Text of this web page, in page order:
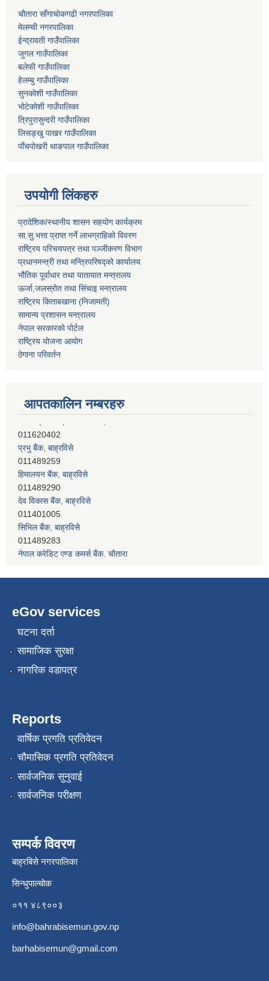
चौतारा साँगाचोकगढी नगरपालिका
मेलम्ची नगरपालिका
ईन्द्रावती गाउँपालिका
जुगल गाउँपालिका
बलेफी गाउँपालिका
हेलम्बु गाउँपालिका
सुनकोशी गाउँपालिका
भोटेकोशी गाउँपालिका
त्रिपुरासुन्दरी गाउँपालिका
लिसङ्खु पाखर गाउँपालिका
पाँचपोखरी थाङपाल गाउँपालिका
उपयोगी लिंकहरु
प्रादेशिक/स्थानीय शासन सहयोग कार्यक्रम
सा.सु.भत्ता प्राप्त गर्ने लाभग्राहिको विवरण
राष्ट्रिय परिचयपत्र तथा पञ्‍जीकरण विभाग
प्रधानमन्त्री तथा मन्त्रिपरिषद्को कार्यालय
भौतिक पूर्वाधार तथा यातायात मन्त्रालय
ऊर्जा,जलस्रोत तथा सिंचाइ मन्त्रालय
राष्ट्रिय किताबखाना (निजामती)
सामान्य प्रशासन मन्त्रालय
नेपाल सरकारको पोर्टल
राष्ट्रिय योजना आयोग
ठेगाना परिवर्तन
आपतकालिन नम्बरहरु
प्रभु बैंक, बाह्रविसे
011489259
हिमालयन बैंक, बाह्रविसे
011489290
देव विकास बैंक, बाह्रविसे
011401005
सिभिल बैंक, बाह्रविसे
011489283
नेपाल क्रेडिट एण्ड कमर्स बैंक, चाैतारा
011620402
eGov services
घटना दर्ता
सामाजिक सुरक्षा
नागरिक वडापत्र
Reports
वार्षिक प्रगति प्रतिवेदन
चौमासिक प्रगति प्रतिवेदन
सार्वजनिक सुनुवाई
सार्वजनिक परीक्षण
सम्पर्क विवरण
बाह्रबिसे नगरपालिका
सिन्धुपाल्चोक
०११ ४८९००३
info@bahrabisemun.gov.np
barhabisemun@gmail.com